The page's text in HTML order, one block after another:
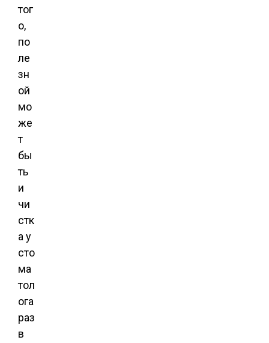
тог
о,
по
ле
зн
ой
мо
же
т
бы
ть
и
чи
стк
а у
сто
ма
тол
ога
раз
в